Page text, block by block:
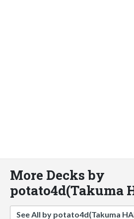
More Decks by
potato4d(Takuma
See All by potato4d(Takuma